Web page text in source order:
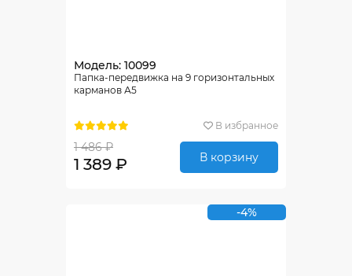
Модель: 10099
Папка-передвижка на 9 горизонтальных
карманов А5
В избранное
1 486 ₽
1 389 ₽ В корзину
-4%